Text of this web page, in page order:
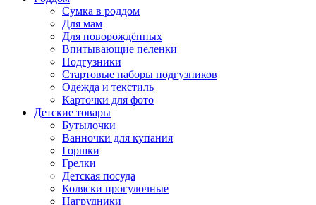
Сумка в роддом
Для мам
Для новорождённых
Впитывающие пеленки
Подгузники
Стартовые наборы подгузников
Одежда и текстиль
Карточки для фото
Детские товары
Бутылочки
Ванночки для купания
Горшки
Грелки
Детская посуда
Коляски прогулочные
Нагрудники